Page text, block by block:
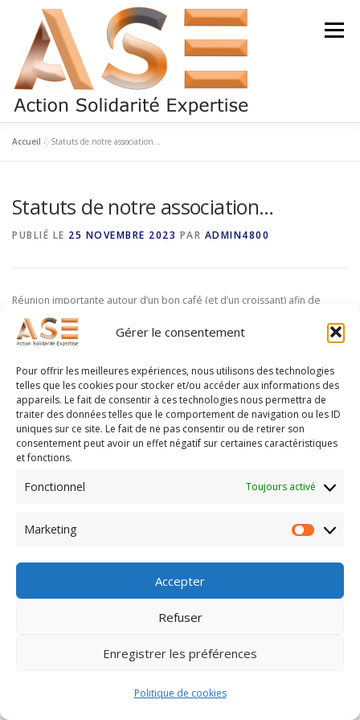
Gérer le consentement
Pour offrir les meilleures expériences, nous utilisons des technologies
telles que les cookies pour stocker et/ou accéder aux informations des
appareils. Le fait de consentir à ces technologies nous permettra de
traiter des données telles que le comportement de navigation ou les ID
uniques sur ce site. Le fait de ne pas consentir ou de retirer son
consentement peut avoir un effet négatif sur certaines caractéristiques
et fonctions.
Fonctionnel Toujours activé
Marketing
Accepter
Refuser
Enregistrer les préférences
Politique de cookies
contenu
Menu
DEVENIR BÉNÉVOLE LETTRE D’INFO
Accueil »Statuts de notre association…
Statuts de notre association…
PUBLIÉ LE 25 NOVEMBRE 2023 PAR ADMIN4800
Réunion importante autour d’un bon café (et d’un croissant) afin de
relire la proposition de statuts de notre nouvelle association.
A suivre sans modération !
Copyright © 2026–OnePressthème par FameThemes. Traduit
par Wp Trads.